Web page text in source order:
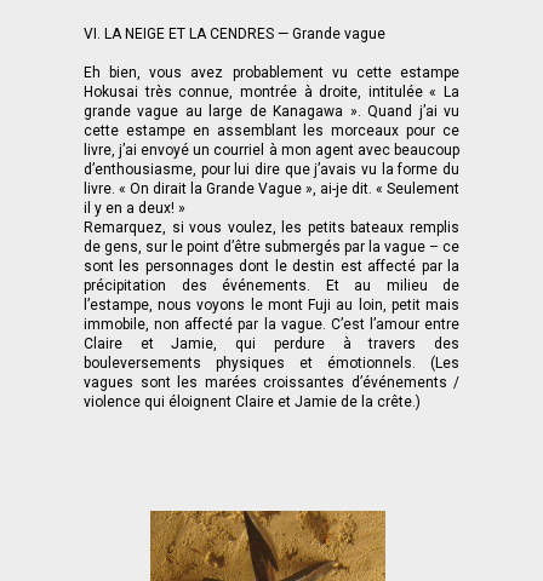
VI. LA NEIGE ET LA CENDRES — Grande vague
Eh bien, vous avez probablement vu cette estampe
Hokusai très connue, montrée à droite, intitulée « La
grande vague au large de Kanagawa ». Quand j’ai vu
cette estampe en assemblant les morceaux pour ce
livre, j’ai envoyé un courriel à mon agent avec beaucoup
d’enthousiasme, pour lui dire que j’avais vu la forme du
livre. « On dirait la Grande Vague », ai-je dit. « Seulement
il y en a deux! »
Remarquez, si vous voulez, les petits bateaux remplis
de gens, sur le point d’être submergés par la vague – ce
sont les personnages dont le destin est affecté par la
précipitation des événements. Et au milieu de
l’estampe, nous voyons le mont Fuji au loin, petit mais
immobile, non affecté par la vague. C’est l’amour entre
Claire et Jamie, qui perdure à travers des
bouleversements physiques et émotionnels. (Les
vagues sont les marées croissantes d’événements /
violence qui éloignent Claire et Jamie de la crête.)